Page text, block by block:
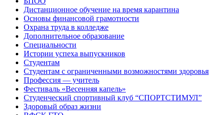
Дистанционное обучение на время карантина
Основы финансовой грамотности
Охрана труда в колледже
Дополнительное образование
Специальности
Истории успеха выпускников
Студентам
Студентам с ограниченными возможностями здоровья
Профессия — учитель
Фестиваль «Весенняя капель»
Студенческий спортивный клуб “СПОРТСТИМУЛ”
Здоровый образ жизни